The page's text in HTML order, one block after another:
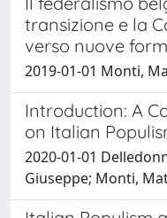
transizione e la
verso nuove
2019-01-01 Monti,
Introduction: A
on Italian
2020-01-01
Giuseppe; Monti,